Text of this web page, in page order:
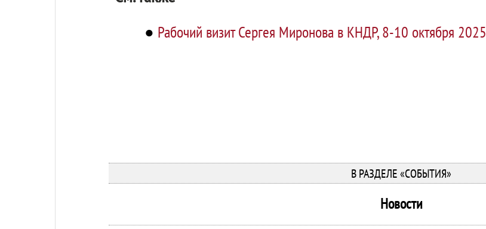
● Рабочий визит Сергея Миронова в КНДР, 8-10 октября 2025
В РАЗДЕЛЕ «СОБЫТИЯ»
Новости